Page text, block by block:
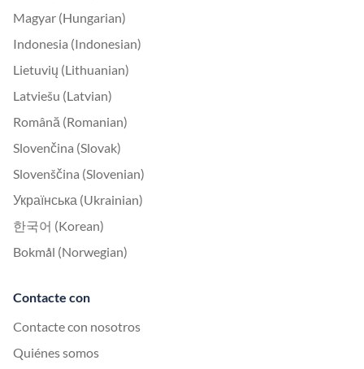
Magyar (Hungarian)
Indonesia (Indonesian)
Lietuvių (Lithuanian)
Latviešu (Latvian)
Română (Romanian)
Slovenčina (Slovak)
Slovenščina (Slovenian)
Українська (Ukrainian)
한국어 (Korean)
Bokmål (Norwegian)
Contacte con
Contacte con nosotros
Quiénes somos